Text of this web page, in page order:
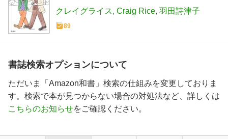
クレイグライス Craig Rice 羽田詩津子
89
書誌検索オプションについて
ただいま「Amazon和書」検索の仕組みを変更しておりま
す。検索で本が見つからない場合の対処法など、詳しくは
こちらのお知らせをご確認ください。